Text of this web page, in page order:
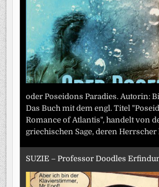
oder Poseidons Paradies. Autorin:
Das Buch mit dem engl. Titel
Romance of Atlantis", handelt von
griechischen Sage, deren
SUZIE – Professor Doodles